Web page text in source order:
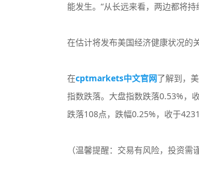
能发生。“从长远来看，两边都将
在估计将发布美国经济健康状况的
在cptmarkets中文官网了解到，
指数跌落。大盘指数跌落0.53%，
跌落108点，跌幅0.25%，收于
（温馨提醒：交易有风险，投资需